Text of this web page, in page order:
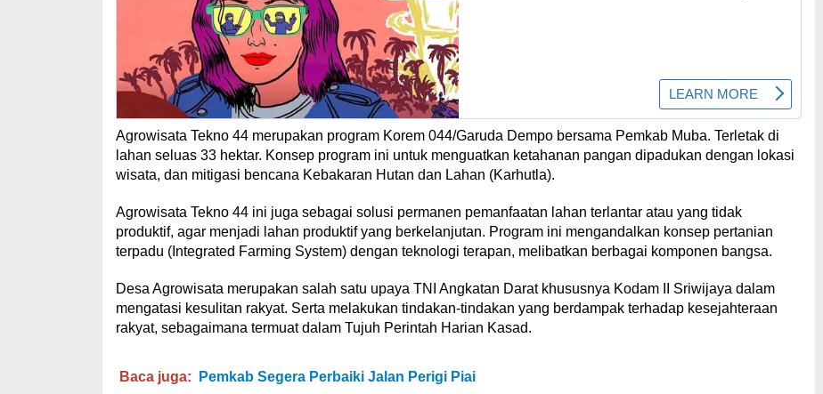
Agrowisata Tekno 44 merupakan program Korem 044/Garuda Dempo bersama Pemkab Muba. Terletak di
lahan seluas 33 hektar. Konsep program ini untuk menguatkan ketahanan pangan dipadukan dengan lokasi
wisata, dan mitigasi bencana Kebakaran Hutan dan Lahan (Karhutla).
Agrowisata Tekno 44 ini juga sebagai solusi permanen pemanfaatan lahan terlantar atau yang tidak
produktif, agar menjadi lahan produktif yang berkelanjutan. Program ini mengandalkan konsep pertanian
terpadu (Integrated Farming System) dengan teknologi terapan, melibatkan berbagai komponen bangsa.
Desa Agrowisata merupakan salah satu upaya TNI Angkatan Darat khususnya Kodam II Sriwijaya dalam
mengatasi kesulitan rakyat. Serta melakukan tindakan-tindakan yang berdampak terhadap kesejahteraan
rakyat, sebagaimana termuat dalam Tujuh Perintah Harian Kasad.
Baca juga: Pemkab Segera Perbaiki Jalan Perigi Piai